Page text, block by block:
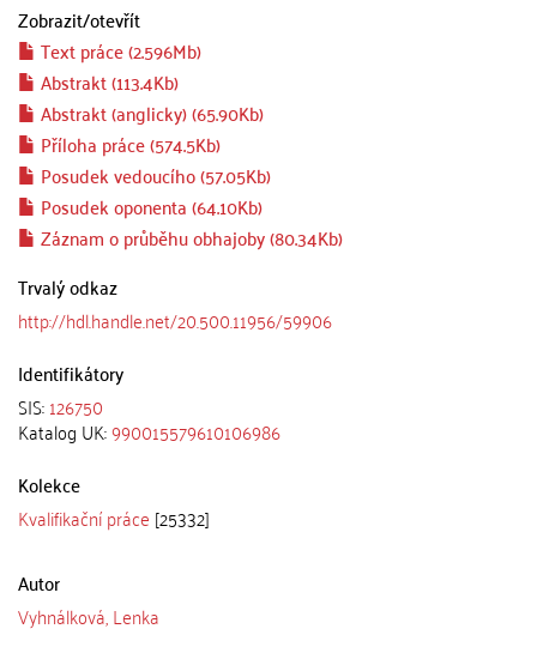
Zobrazit/otevřít
Text práce (2.596Mb)
Abstrakt (113.4Kb)
Abstrakt (anglicky) (65.90Kb)
Příloha práce (574.5Kb)
Posudek vedoucího (57.05Kb)
Posudek oponenta (64.10Kb)
Záznam o průběhu obhajoby (80.34Kb)
Trvalý odkaz
http://hdl.handle.net/20.500.11956/59906
Identifikátory
SIS:126750
Katalog UK:990015579610106986
Kolekce
Kvalifikační práce [25332]
Autor
Vyhnálková, Lenka